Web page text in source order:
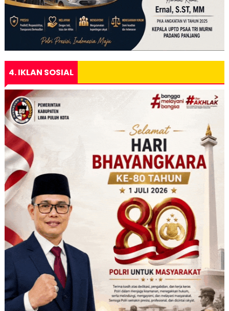
4. IKLAN SOSIAL